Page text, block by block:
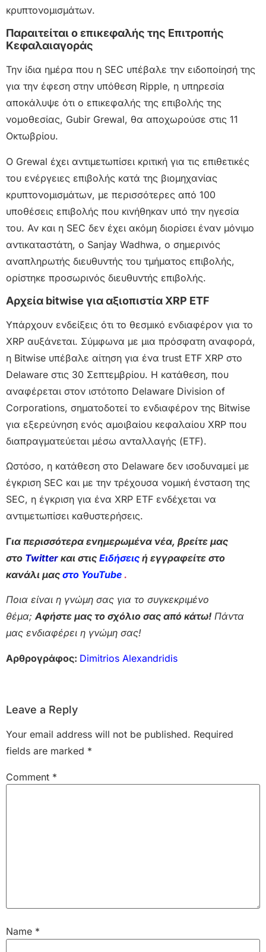
κρυπτονομισμάτων.
Παραιτείται ο επικεφαλής της Επιτροπής
Κεφαλαιαγοράς
Την ίδια ημέρα που η SEC υπέβαλε την ειδοποίησή της
για την έφεση στην υπόθεση Ripple, η υπηρεσία
αποκάλυψε ότι ο επικεφαλής της επιβολής της
νομοθεσίας, Gubir Grewal, θα αποχωρούσε στις 11
Οκτωβρίου.
Ο Grewal έχει αντιμετωπίσει κριτική για τις επιθετικές
του ενέργειες επιβολής κατά της βιομηχανίας
κρυπτονομισμάτων, με περισσότερες από 100
υποθέσεις επιβολής που κινήθηκαν υπό την ηγεσία
του. Αν και η SEC δεν έχει ακόμη διορίσει έναν μόνιμο
αντικαταστάτη, ο Sanjay Wadhwa, ο σημερινός
αναπληρωτής διευθυντής του τμήματος επιβολής,
ορίστηκε προσωρινός διευθυντής επιβολής.
Αρχεία bitwise για αξιοπιστία XRP ETF
Υπάρχουν ενδείξεις ότι το θεσμικό ενδιαφέρον για το
XRP αυξάνεται. Σύμφωνα με μια πρόσφατη αναφορά,
η Bitwise υπέβαλε αίτηση για ένα trust ETF XRP στο
Delaware στις 30 Σεπτεμβρίου. Η κατάθεση, που
αναφέρεται στον ιστότοπο Delaware Division of
Corporations, σηματοδοτεί το ενδιαφέρον της Bitwise
για εξερεύνηση ενός αμοιβαίου κεφαλαίου XRP που
διαπραγματεύεται μέσω ανταλλαγής (ETF).
Ωστόσο, η κατάθεση στο Delaware δεν ισοδυναμεί με
έγκριση SEC και με την τρέχουσα νομική ένσταση της
SEC, η έγκριση για ένα XRP ETF ενδέχεται να
αντιμετωπίσει καθυστερήσεις.
Για περισσότερα ενημερωμένα νέα, βρείτε μας
στο Twitter και στις Ειδήσεις ή εγγραφείτε στο
κανάλι μας στο YouTube .
Ποια είναι η γνώμη σας για το συγκεκριμένο
θέμα;Αφήστε μας το σχόλιο σας από κάτω! Πάντα
μας ενδιαφέρει η γνώμη σας!
Αρθρογράφος: Dimitrios Alexandridis
Leave a Reply
Your email address will not be published. Required
fields are marked *
Comment *
Name *